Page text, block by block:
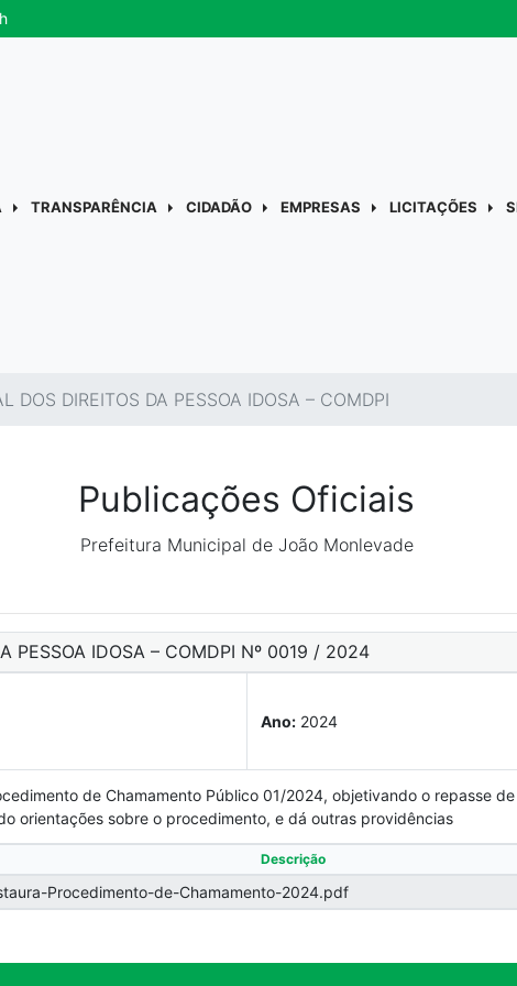
TRANSPARÊNCIA CIDADÃO EMPRESAS LICITAÇÕES
DOS DIREITOS DA PESSOA IDOSA – COMDPI
Publicações Oficiais
Prefeitura Municipal de João Monlevade
PESSOA IDOSA – COMDPI Nº 0019 / 2024
Ano: 2024
de Chamamento Público 01/2024, objetivando o repasse
orientações sobre o procedimento, e dá outras providências
Descrição
Procedimento-de-Chamamento-2024.pdf